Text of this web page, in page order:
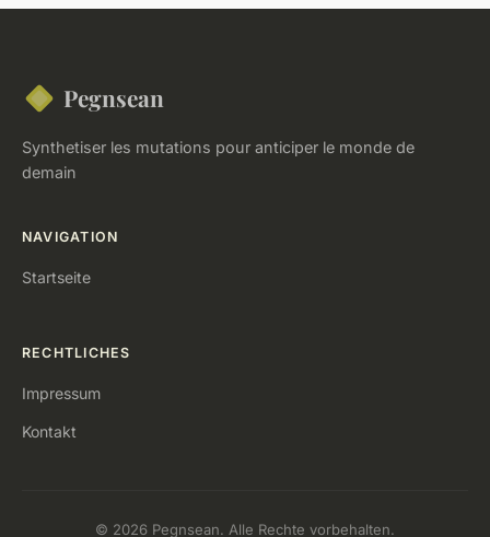
Pegnsean
Synthetiser les mutations pour anticiper le monde de
demain
NAVIGATION
Startseite
RECHTLICHES
Impressum
Kontakt
© 2026 Pegnsean. Alle Rechte vorbehalten.